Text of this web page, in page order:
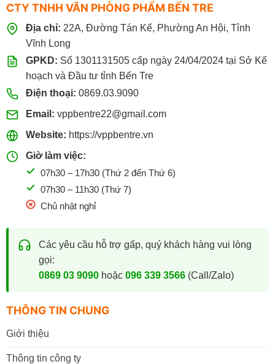
CTY TNHH VĂN PHÒNG PHẨM BẾN TRE
Địa chỉ: 22A, Đường Tán Kế, Phường An Hội, Tỉnh
Vĩnh Long
GPKD: Số 1301131505 cấp ngày 24/04/2024 tại Sở Kế
hoạch và Đầu tư tỉnh Bến Tre
Điện thoại: 0869.03.9090
Email: vppbentre22@gmail.com
Website: https://vppbentre.vn
Giờ làm việc:
07h30 – 17h30 (Thứ 2 đến Thứ 6)
07h30 – 11h30 (Thứ 7)
Chủ nhật nghỉ
Các yêu cầu hỗ trợ gấp, quý khách hàng vui lòng
gọi:
0869 03 9090hoặc 096 339 3566(Call/Zalo)
THÔNG TIN CHUNG
Giới thiệu
Thông tin công ty